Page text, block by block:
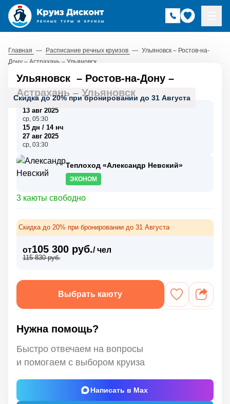
Главная — Расписание речных круизов — Ульяновск – Ростов-на-
Дону – Астрахань – Ульяновск
Скидка до 20% при бронировании до 31 Августа
Ульяновск – Ростов-на-Дону –
Астрахань – Ульяновск
13 авг 2025
ср, 05:30
15 дн / 14 нч
27 авг 2025
ср, 03:30
Теплоход «Александр Невский»
ЭКОНОМ
3 каюты свободно
Скидка до 20% при бронировании до 31 Августа
от105 300 руб./ чел
115 830 руб.
Выбрать каюту
Нужна помощь?
Быстро отвечаем на вопросы
и помогаем с выбором круиза
Написать в Max